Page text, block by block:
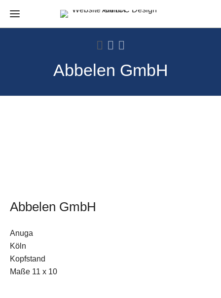
Abbelen GmbH
Abbelen GmbH
Anuga
Köln
Kopfstand
Maße 11 x 10